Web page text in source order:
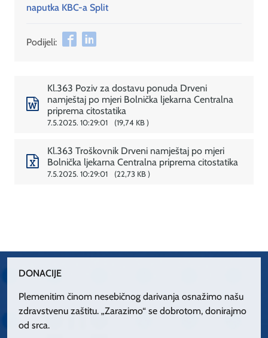
naputka KBC-a Split
Podijeli:
Kl.363 Poziv za dostavu ponuda Drveni
namještaj po mjeri Bolnička ljekarna Centralna
priprema citostatika
7.5.2025. 10:29:01 19,74 KB
Kl.363 Troškovnik Drveni namještaj po mjeri
Bolnička ljekarna Centralna priprema citostatika
7.5.2025. 10:29:01 22,73 KB
DONACIJE
Plemenitim činom nesebičnog darivanja osnažimo našu
zdravstvenu zaštitu. „Zarazimo“ se dobrotom, donirajmo
od srca.